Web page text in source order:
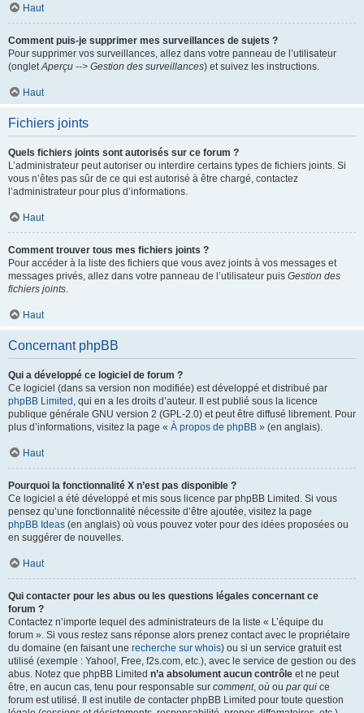
Haut
Comment puis-je supprimer mes surveillances de sujets ?
Pour supprimer vos surveillances, allez dans votre panneau de l’utilisateur
(ongletAperçu --> Gestion des surveillances) et suivez les instructions.
Haut
Fichiers joints
Quels fichiers joints sont autorisés sur ce forum ?
L’administrateur peut autoriser ou interdire certains types de fichiers joints. Si
vous n’êtes pas sûr de ce qui est autorisé à être chargé, contactez
l’administrateur pour plus d’informations.
Haut
Comment trouver tous mes fichiers joints ?
Pour accéder à la liste des fichiers que vous avez joints à vos messages et
messages privés, allez dans votre panneau de l’utilisateur puis Gestion des
fichiers joints.
Haut
Concernant phpBB
Qui a développé ce logiciel de forum ?
Ce logiciel (dans sa version non modifiée) est développé et distribué par
phpBB Limited , qui en a les droits d’auteur. Il est publié sous la licence
publique générale GNU version 2 (GPL-2.0) et peut être diffusé librement. Pour
plus d’informations, visitez la page « À propos de phpBB » (en anglais).
Haut
Pourquoi la fonctionnalité X n’est pas disponible ?
Ce logiciel a été développé et mis sous licence par phpBB Limited. Si vous
pensez qu’une fonctionnalité nécessite d’être ajoutée, visitez la page
phpBB Ideas (en anglais) où vous pouvez voter pour des idées proposées ou
en suggérer de nouvelles.
Haut
Qui contacter pour les abus ou les questions légales concernant ce
forum ?
Contactez n’importe lequel des administrateurs de la liste « L’équipe du
forum ». Si vous restez sans réponse alors prenez contact avec le propriétaire
du domaine (en faisant une recherche sur whois) ou si un service gratuit est
utilisé (exemple : Yahoo!, Free, f2s.com, etc.), avec le service de gestion ou des
abus. Notez que phpBB Limited n’a absolument aucun contrôle et ne peut
être, en aucun cas, tenu pour responsable sur comment, où ou par qui ce
forum est utilisé. Il est inutile de contacter phpBB Limited pour toute question